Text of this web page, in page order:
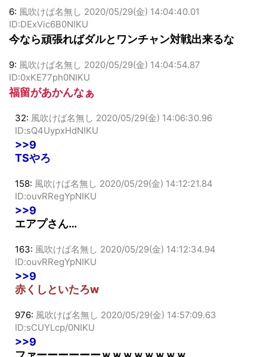
6:風吹けば名無し 2020/05/29(金) 14:04:40.01
ID:DExVic6B0NIKU
9:風吹けば名無し 2020/05/29(金) 14:04:54.87
ID:0xKE77ph0NIKU
32:風吹けば名無し 2020/05/29(金) 14:06:30.96
ID:sQ4UypxHdNIKU
>>9
158:風吹けば名無し
ID:ouvRRegYpNIKU
>>9
163:風吹けば名無し
ID:ouvRRegYpNIKU
>>9
976:風吹けば名無し
ID:sCUYLcp/0NIKU